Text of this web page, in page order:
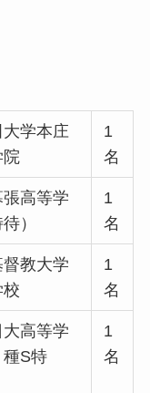
学本庄
院
1
名
高等学
）
1
名
督教大学
校
1
名
高等学
S特
1
名